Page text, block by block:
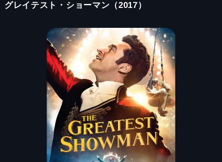
グレイテスト・ショーマン（2017）